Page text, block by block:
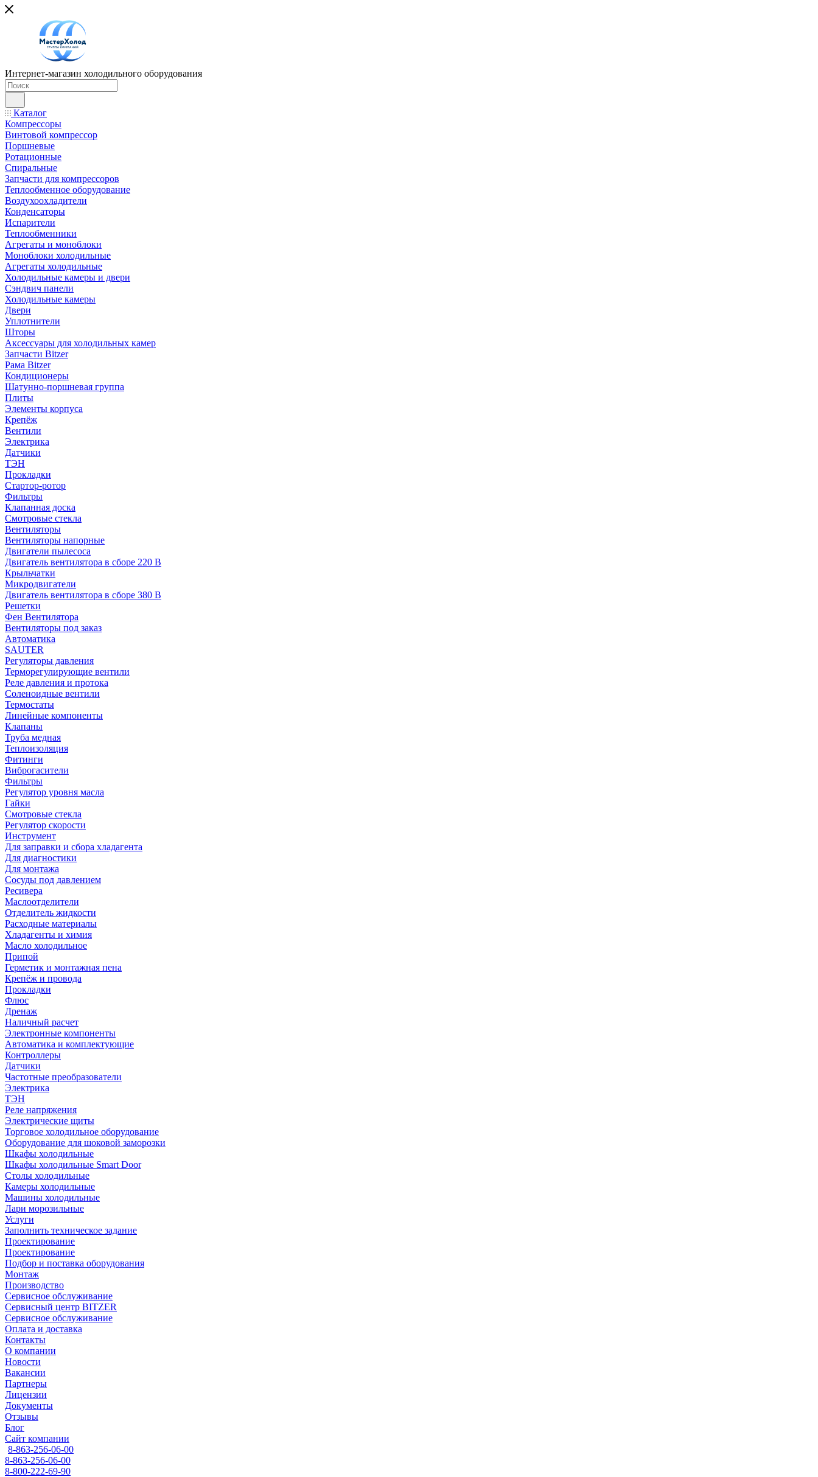
Интернет-магазин холодильного оборудования
Каталог
Компрессоры
Винтовой компрессор
Поршневые
Ротационные
Спиральные
Запчасти для компрессоров
Теплообменное оборудование
Воздухоохладители
Конденсаторы
Испарители
Теплообменники
Агрегаты и моноблоки
Моноблоки холодильные
Агрегаты холодильные
Холодильные камеры и двери
Сэндвич панели
Холодильные камеры
Двери
Уплотнители
Шторы
Аксессуары для холодильных камер
Запчасти Bitzer
Рама Bitzer
Кондиционеры
Шатунно-поршневая группа
Плиты
Элементы корпуса
Крепёж
Вентили
Электрика
Датчики
ТЭН
Прокладки
Стартор-ротор
Фильтры
Клапанная доска
Смотровые стекла
Вентиляторы
Вентиляторы напорные
Двигатели пылесоса
Двигатель вентилятора в сборе 220 В
Крыльчатки
Микродвигатели
Двигатель вентилятора в сборе 380 В
Решетки
Фен Вентилятора
Вентиляторы под заказ
Автоматика
SAUTER
Регуляторы давления
Терморегулирующие вентили
Реле давления и протока
Соленоидные вентили
Термостаты
Линейные компоненты
Клапаны
Труба медная
Теплоизоляция
Фитинги
Виброгасители
Фильтры
Регулятор уровня масла
Гайки
Смотровые стекла
Регулятор скорости
Инструмент
Для заправки и сбора хладагента
Для диагностики
Для монтажа
Сосуды под давлением
Ресивера
Маслоотделители
Отделитель жидкости
Расходные материалы
Хладагенты и химия
Масло холодильное
Припой
Герметик и монтажная пена
Крепёж и провода
Прокладки
Флюс
Дренаж
Наличный расчет
Электронные компоненты
Автоматика и комплектующие
Контроллеры
Датчики
Частотные преобразователи
Электрика
ТЭН
Реле напряжения
Электрические щиты
Торговое холодильное оборудование
Оборудование для шоковой заморозки
Шкафы холодильные
Шкафы холодильные Smart Door
Столы холодильные
Камеры холодильные
Машины холодильные
Лари морозильные
Услуги
Заполнить техническое задание
Проектирование
Проектирование
Подбор и поставка оборудования
Монтаж
Производство
Сервисное обслуживание
Сервисный центр BITZER
Сервисное обслуживание
Оплата и доставка
Контакты
О компании
Новости
Вакансии
Партнеры
Лицензии
Документы
Отзывы
Блог
Сайт компании
8-863-256-06-00
8-863-256-06-00
8-800-222-69-90